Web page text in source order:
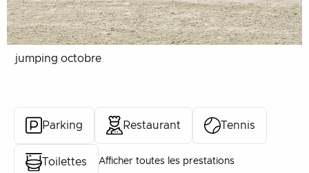
jumping octobre
Parking Restaurant Tennis
Toilettes Afficher toutes les prestations